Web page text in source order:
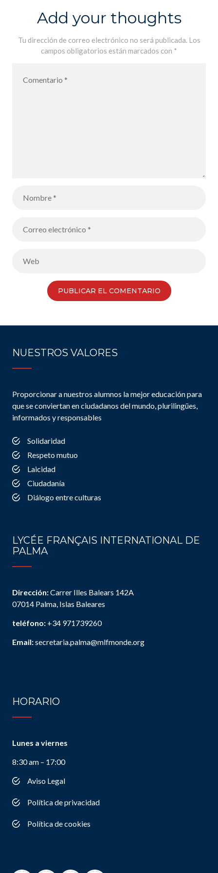
Add your thoughts
Tu dirección de correo electrónico no será publicada. Los
campos obligatorios están marcados con *
NUESTROS VALORES
Proporcionar a nuestros alumnos la mejor educación para
que se conviertan en ciudadanos del mundo, plurilingües,
informados y responsables
Solidaridad
Respeto mutuo
Laicidad
Ciudadanía
Diálogo entre culturas
LYCÉE FRANÇAIS INTERNATIONAL DE
PALMA
Dirección:Carrer Illes Balears 142A
07014 Palma, Islas Baleares
teléfono: +34 971739260
Email:secretaria.palma@mlfmonde.org
HORARIO
Lunes a viernes
8:30 am – 17:00
Aviso Legal
Política de privacidad
Política de cookies